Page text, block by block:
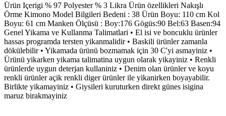
Ürün Içerigi % 97 Polyester % 3 Likra Ürün özellikleri Nakışlı
Örme Kimono Model Bilgileri Bedeni : 38 Ürün Boyu: 110 cm Kol
Boyu: 61 cm Manken Ölçüsü : Boy:176 Gögüs:90 Bel:63 Basen:94
Genel Yikama ve Kullanma Talimatlari • El isi ve boncuklu ürünler
hassas programda tersten yikanmalidir • Baskili ürünler zamanla
dökülebilir • Yikamada ürünü bozmamak için 30 C'yi asmayiniz •
Ürünü yikarken yikama talimatina uygun olarak yikayiniz • Renkli
ürünlerde uygun deterjan kullaniniz • Denim olan ürünler ve koyu
renkli ürünler açik renkli diger ürünler ile yikanirken boyayabilir.
Birlikte yikamayiniz • Giysileri kuruturken direkt günes isigina
maruz birakmayiniz